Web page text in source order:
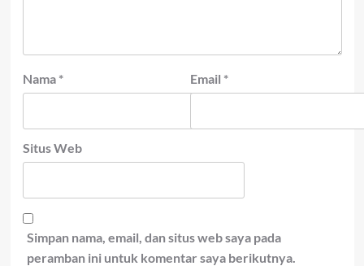
Nama * Email *
Situs Web
Simpan nama, email, dan situs web saya pada
peramban ini untuk komentar saya berikutnya.